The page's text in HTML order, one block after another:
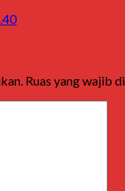
Ruas yang wajib